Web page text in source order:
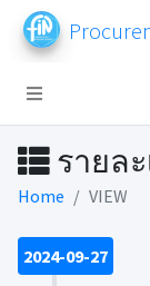
รายล
Home VIEW
2024-09-27